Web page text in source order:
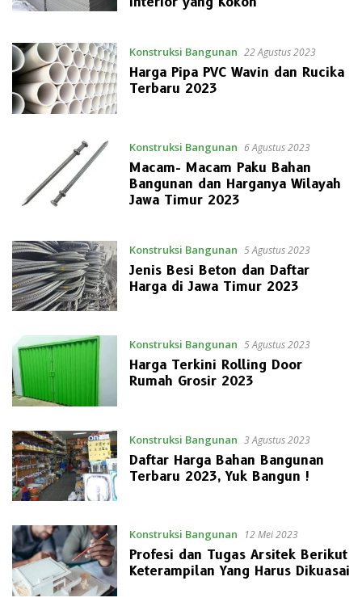
Konstruksi Bangunan 22 Agustus 2023
Harga Pipa PVC Wavin dan Rucika
Terbaru 2023
Konstruksi Bangunan 6 Agustus 2023
Macam- Macam Paku Bahan
Bangunan dan Harganya Wilayah
Jawa Timur 2023
Konstruksi Bangunan 5 Agustus 2023
Jenis Besi Beton dan Daftar
Harga di Jawa Timur 2023
Konstruksi Bangunan 5 Agustus 2023
Harga Terkini Rolling Door
Rumah Grosir 2023
Konstruksi Bangunan 3 Agustus 2023
Daftar Harga Bahan Bangunan
Terbaru 2023, Yuk Bangun !
Konstruksi Bangunan 12 Mei 2023
Profesi dan Tugas Arsitek Berikut
Keterampilan Yang Harus Dikuasai